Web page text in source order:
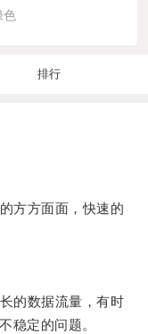
色
排行
方方面面，快速的
的数据流量，有时
稳定的问题。